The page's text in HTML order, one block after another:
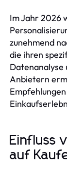
Im Jahr 2026
zunehmend
die ihren
Datenanalyse
Anbietern
Einfluss
auf